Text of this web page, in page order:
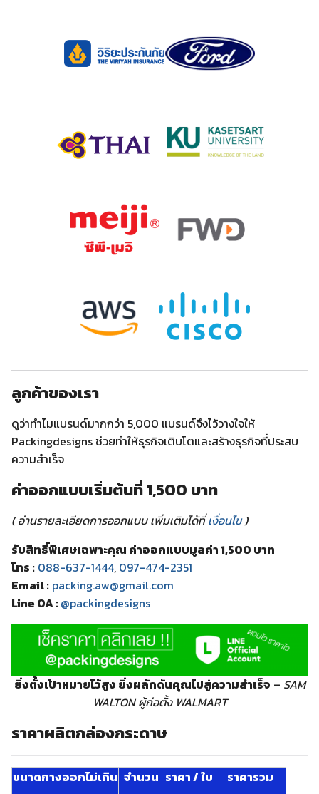
ลูกค้าของเรา
ดูว่าทำไมแบรนด์มากกว่า 5,000 แบรนด์จึงไว้วางใจให้
Packingdesigns ช่วยทำให้ธุรกิจเติบโตและสร้างธุรกิจที่ประสบ
ความสำเร็จ
ค่าออกแบบเริ่มต้นที่ 1,500 บาท
( อ่านรายละเอียดการออกแบบ เพิ่มเติมได้ที่เงื่อนไข)
รับสิทธิ์พิเศษเฉพาะคุณ ค่าออกแบบมูลค่า 1,500 บาท
โทร : 088-637-1444, 097-474-2351
Email : packing.aw@gmail.com
Line OA :@packingdesigns
ยิ่งตั้งเป้าหมายไว้สูง ยิ่งผลักดันคุณไปสู่ความสำเร็จ – SAM
WALTON ผู้ก่อตั้ง WALMART
ราคาผลิตกล่องกระดาษ
ขนาดกางออกไม่เกิน จำนวน ราคา / ใบ ราคารวม